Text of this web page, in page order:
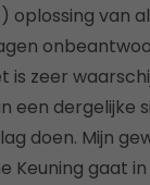
oplossing van
is zeer
een dergelijke
doen. Mijn
Keuning gaat